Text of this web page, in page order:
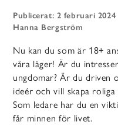
Publicerat: 2 februari 2024
Hanna Bergström
Nu kan du som är 18+
våra läger! Är du
ungdomar? Är du driven
ideér och vill skapa
Som ledare har du en
får minnen för livet.